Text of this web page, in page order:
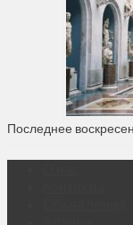
Последнее